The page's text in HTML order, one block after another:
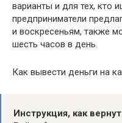
варианты и для тех, кто
предприниматели
и воскресеньям, также
шесть часов в день.
Как вывести деньги на
Инструкция, как